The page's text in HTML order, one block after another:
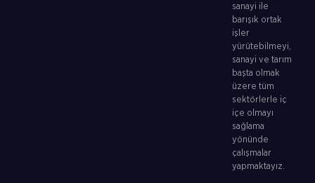
sanayi ile
barışık ortak
işler
yürütebilmeyi,
sanayi ve tarım
başta olmak
üzere tüm
sektörlerle iç
içe olmayı
sağlama
yönünde
çalışmalar
yapmaktayız.